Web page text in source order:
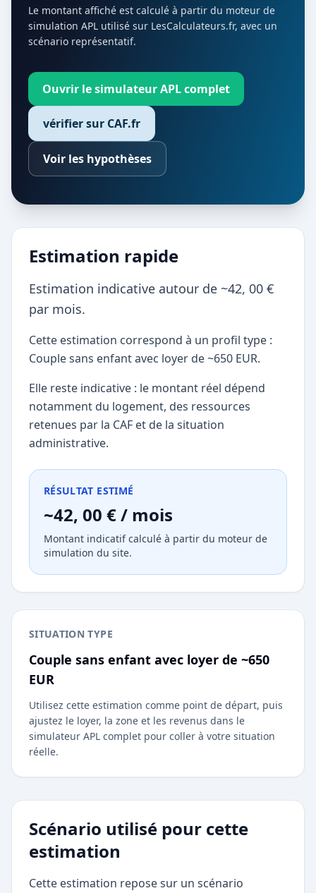
Le montant affiché est calculé à partir du moteur de
simulation APL utilisé sur LesCalculateurs.fr, avec un
scénario représentatif.
Ouvrir le simulateur APL complet
vérifier sur CAF.fr
Voir les hypothèses
Estimation rapide
Estimation indicative autour de ~42, 00 €
par mois.
Cette estimation correspond à un profil type :
Couple sans enfant avec loyer de ~650 EUR.
Elle reste indicative : le montant réel dépend
notamment du logement, des ressources
retenues par la CAF et de la situation
administrative.
RÉSULTAT ESTIMÉ
~42, 00 € / mois
Montant indicatif calculé à partir du moteur de
simulation du site.
SITUATION TYPE
Couple sans enfant avec loyer de ~650
EUR
Utilisez cette estimation comme point de départ, puis
ajustez le loyer, la zone et les revenus dans le
simulateur APL complet pour coller à votre situation
réelle.
Scénario utilisé pour cette
estimation
Cette estimation repose sur un scénario